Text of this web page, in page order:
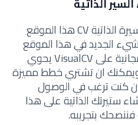
يعتبر افضل موقع لإنشاء السيرة الذاتية CV هذا الموقع
الجديد في هذا الموقع
انه يحوي على الإصدارات المجانية على VisualCV يحوي
ويمكنك ان تشتري خطط مميزة
كنت ترغب في الوصول
ستيرتك الذاتية على هذا
بتجريبه.